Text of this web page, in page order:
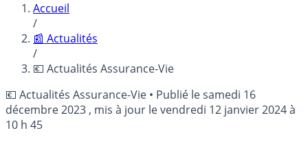
Accueil
/
📰 Actualités
/
💶 Actualités Assurance-Vie
💶 Actualités Assurance-Vie • Publié lesamedi 16
décembre 2023 , mis à jour levendredi 12 janvier 2024 à
10 h 45